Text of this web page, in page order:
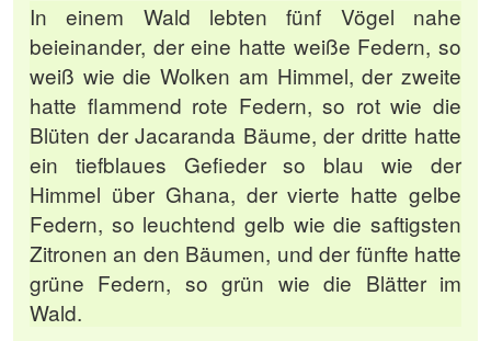
In einem Wald lebten fünf Vögel nahe
beieinander, der eine hatte weiße Federn, so
weiß wie die Wolken am Himmel, der zweite
hatte flammend rote Federn, so rot wie die
Blüten der Jacaranda Bäume, der dritte hatte
ein tiefblaues Gefieder so blau wie der
Himmel über Ghana, der vierte hatte gelbe
Federn, so leuchtend gelb wie die saftigsten
Zitronen an den Bäumen, und der fünfte hatte
grüne Federn, so grün wie die Blätter im
Wald.